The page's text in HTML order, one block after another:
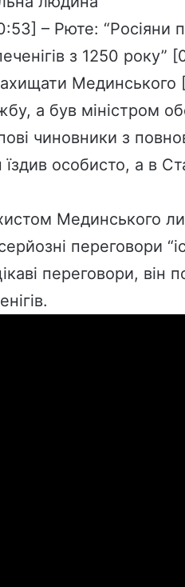
– Рюте: “Росіяни
з 1250 року”
а був міністром
чиновники з
їздив особисто, а в
Мединського
переговори
переговори, він